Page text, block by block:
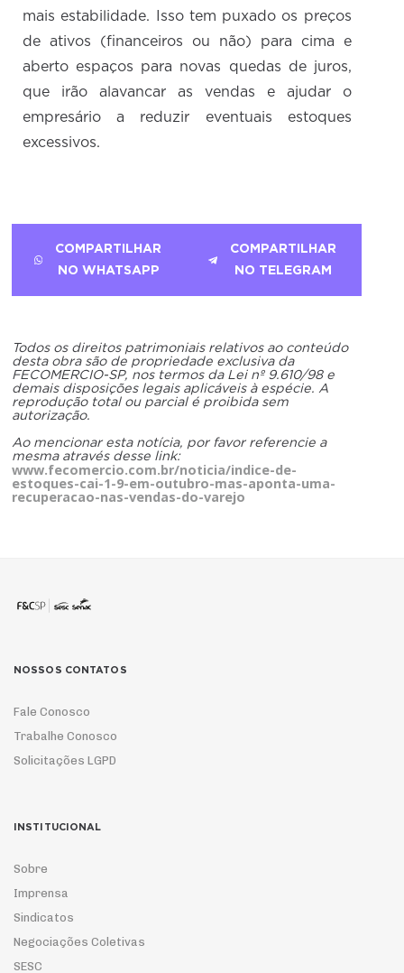
mais estabilidade. Isso tem puxado os preços
de ativos (financeiros ou não) para cima e
aberto espaços para novas quedas de juros,
que irão alavancar as vendas e ajudar o
empresário a reduzir eventuais estoques
excessivos.
COMPARTILHAR
NO WHATSAPP
COMPARTILHAR
NO TELEGRAM
Todos os direitos patrimoniais relativos ao conteúdo
desta obra são de propriedade exclusiva da
FECOMERCIO-SP, nos termos da Lei nº 9.610/98 e
demais disposições legais aplicáveis à espécie. A
reprodução total ou parcial é proibida sem
autorização.
Ao mencionar esta notícia, por favor referencie a
mesma através desse link:
www.fecomercio.com.br/noticia/indice-de-
estoques-cai-1-9-em-outubro-mas-aponta-uma-
recuperacao-nas-vendas-do-varejo
NOSSOS CONTATOS
Fale Conosco
Trabalhe Conosco
Solicitações LGPD
INSTITUCIONAL
Sobre
Imprensa
Sindicatos
Negociações Coletivas
SESC